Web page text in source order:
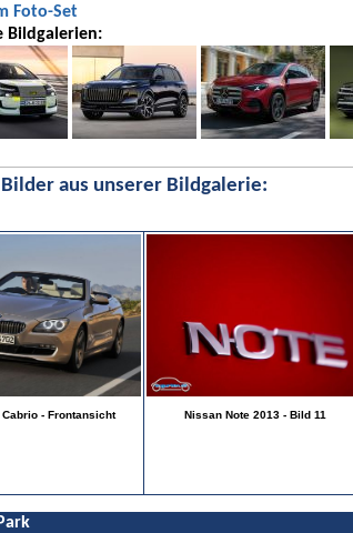
Foto-Set
Bildgalerien:
aus unserer Bildgalerie:
Cabrio - Frontansicht Nissan Note 2013 - Bild 11